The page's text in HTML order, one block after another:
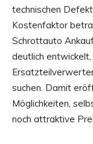
technischen
Kostenfaktor
Schrottauto
deutlich
suchen. Damit
Möglichkeiten,
noch attraktive